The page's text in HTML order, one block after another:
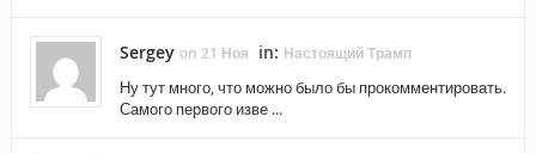
Sergey on 21 Ноя in: Настоящий Трамп
Ну тут много, что можно было бы прокомментировать.
Самого первого изве ...